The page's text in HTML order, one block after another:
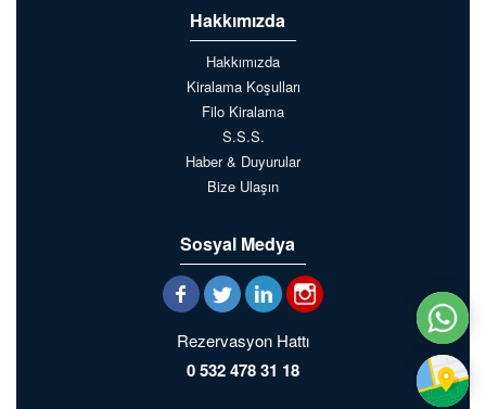
Hakkımızda
Hakkımızda
Kiralama Koşulları
Filo Kiralama
S.S.S.
Haber & Duyurular
Bize Ulaşın
Sosyal Medya
Rezervasyon Hattı
0 532 478 31 18